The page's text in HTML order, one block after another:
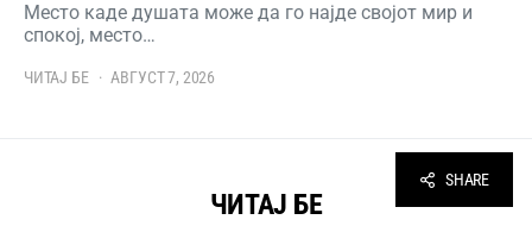
Место каде душата може да го најде својот мир и
спокој, место…
ЧИТАЈ БЕ АВГУСТ 7, 2026
ЧИТАЈ БЕ
SHARE